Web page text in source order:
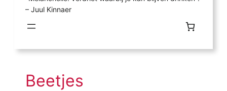
– Juul Kinnaer
Beetjes